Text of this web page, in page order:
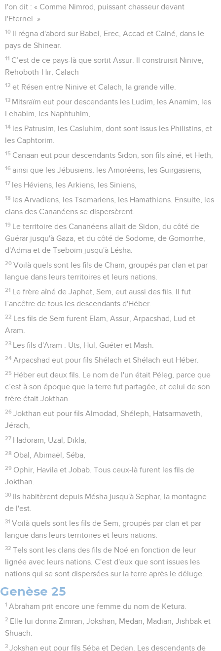
l'on dit : « Comme Nimrod, puissant chasseur devant
l'Eternel. »
10
Il régna d'abord sur Babel, Erec, Accad et Calné, dans le
pays de Shinear.
11 C’est de ce pays-là que sortit Assur. Il construisit Ninive,
Rehoboth-Hir, Calach
12 et Résen entre Ninive et Calach, la grande ville.
13 Mitsraïm eut pour descendants les Ludim, les Anamim, les
Lehabim, les Naphtuhim,
14
les Patrusim, les Casluhim, dont sont issus les Philistins, et
les Caphtorim.
15 Canaan eut pour descendants Sidon, son fils aîné, et Heth,
16 ainsi que les Jébusiens, les Amoréens, les Guirgasiens,
17 les Héviens, les Arkiens, les Siniens,
18
les Arvadiens, les Tsemariens, les Hamathiens. Ensuite, les
clans des Cananéens se dispersèrent.
19
Le territoire des Cananéens allait de Sidon, du côté de
Guérar jusqu'à Gaza, et du côté de Sodome, de Gomorrhe,
d'Adma et de Tseboïm jusqu'à Lésha.
20 Voilà quels sont les fils de Cham, groupés par clan et par
langue dans leurs territoires et leurs nations.
21
Le frère aîné de Japhet, Sem, eut aussi des fils. Il fut
l’ancêtre de tous les descendants d'Héber.
22
Les fils de Sem furent Elam, Assur, Arpacshad, Lud et
Aram.
23 Les fils d'Aram : Uts, Hul, Guéter et Mash.
24 Arpacshad eut pour fils Shélach et Shélach eut Héber.
25 Héber eut deux fils. Le nom de l'un était Péleg, parce que
c’est à son époque que la terre fut partagée, et celui de son
frère était Jokthan.
26 Jokthan eut pour fils Almodad, Shéleph, Hatsarmaveth,
Jérach,
27 Hadoram, Uzal, Dikla,
28 Obal, Abimaël, Séba,
29 Ophir, Havila et Jobab. Tous ceux-là furent les fils de
Jokthan.
30
Ils habitèrent depuis Mésha jusqu'à Sephar, la montagne
de l'est.
31 Voilà quels sont les fils de Sem, groupés par clan et par
langue dans leurs territoires et leurs nations.
32 Tels sont les clans des fils de Noé en fonction de leur
lignée avec leurs nations. C'est d'eux que sont issues les
nations qui se sont dispersées sur la terre après le déluge.
Genèse 25
1 Abraham prit encore une femme du nom de Ketura.
2 Elle lui donna Zimran, Jokshan, Medan, Madian, Jishbak et
Shuach.
3 Jokshan eut pour fils Séba et Dedan. Les descendants de